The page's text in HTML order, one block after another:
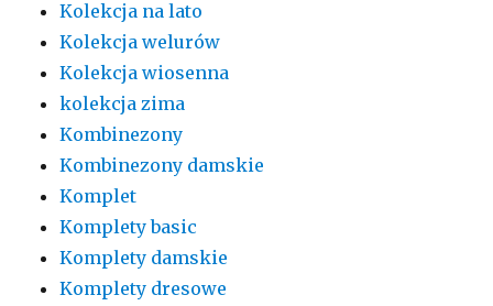
Kolekcja na lato
Kolekcja welurów
Kolekcja wiosenna
kolekcja zima
Kombinezony
Kombinezony damskie
Komplet
Komplety basic
Komplety damskie
Komplety dresowe